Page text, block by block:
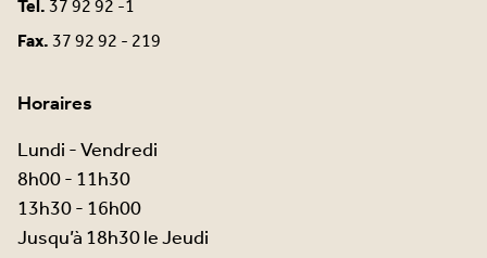
Tel.37 92 92 -1
Fax.37 92 92 - 219
Horaires
Lundi - Vendredi
8h00 - 11h30
13h30 - 16h00
Jusqu’à 18h30 le Jeudi